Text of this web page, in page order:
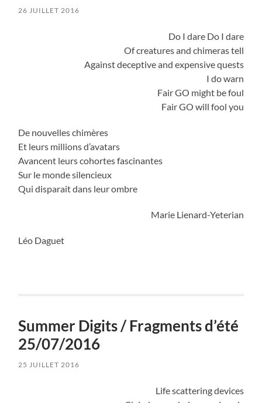
26 JUILLET 2016
Do I dare Do I dare
Of creatures and chimeras tell
Against deceptive and expensive quests
I do warn
Fair GO might be foul
Fair GO will fool you
De nouvelles chimères
Et leurs millions d’avatars
Avancent leurs cohortes fascinantes
Sur le monde silencieux
Qui disparait dans leur ombre
Marie Lienard-Yeterian
Léo Daguet
Summer Digits / Fragments d’été
25/07/2016
25 JUILLET 2016
Life scattering devices